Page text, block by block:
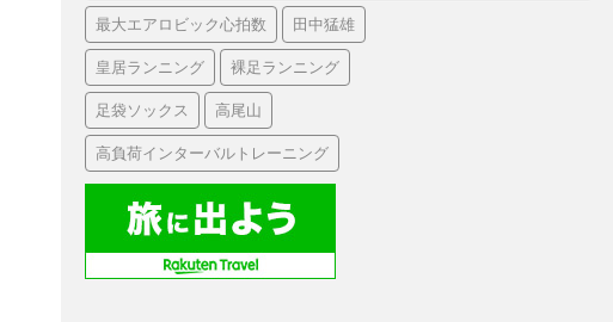
最大エアロビック心拍数 田中猛雄
皇居ランニング 裸足ランニング
足袋ソックス 高尾山
高負荷インターバルトレーニング